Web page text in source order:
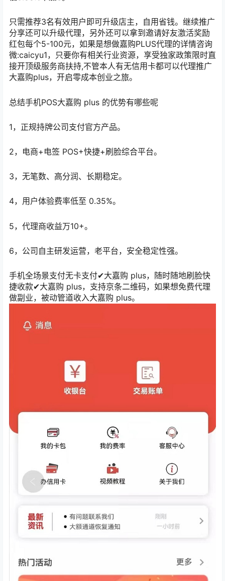
只需推荐3名有效用户即可升级店主，自用省钱。继续推广
分享还可以升级代理，另外还可以拿到邀请好友激活奖励
红包每个5-100元，如果是想做嘉购PLUS代理的详情咨询
微:caicyu1，只要你有相关行业资源，享受独家政策限时直
接开顶级服务商扶持,不管本人有无信用卡都可以代理推广
大嘉购plus，开启零成本创业之旅。
总结手机POS大嘉购 plus 的优势有哪些呢
1，正规持牌公司支付官方产品。
2，电商+电签 POS+快捷+刷脸综合平台。
3，无笔数、高分润、长期稳定。
4，用户体验费率低至 0.35%。
5，代理商收益万10+。
6，公司自主研发运营，老平台，安全稳定性强。
手机全场景支付无卡支付✔大嘉购 plus，随时随地刷脸快
捷收款✔大嘉购 plus，支持京条二维码，如果想免费代理
做副业，被动管道收入大嘉购 plus。